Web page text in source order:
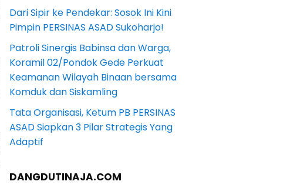
Dari Sipir ke Pendekar: Sosok Ini Kini
Pimpin PERSINAS ASAD Sukoharjo!
Patroli Sinergis Babinsa dan Warga,
Koramil 02/Pondok Gede Perkuat
Keamanan Wilayah Binaan bersama
Komduk dan Siskamling
Tata Organisasi, Ketum PB PERSINAS
ASAD Siapkan 3 Pilar Strategis Yang
Adaptif
DANGDUTINAJA.COM